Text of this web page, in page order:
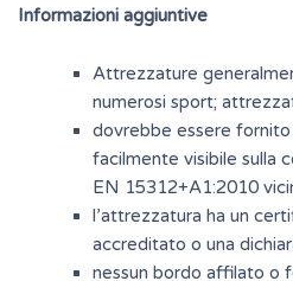
Informazioni aggiuntive
Attrezzature
numerosi sport;
dovrebbe essere
facilmente visibile sulla
EN 15312+A1:2010
l’attrezzatura ha un
accreditato o una
nessun bordo affilato o